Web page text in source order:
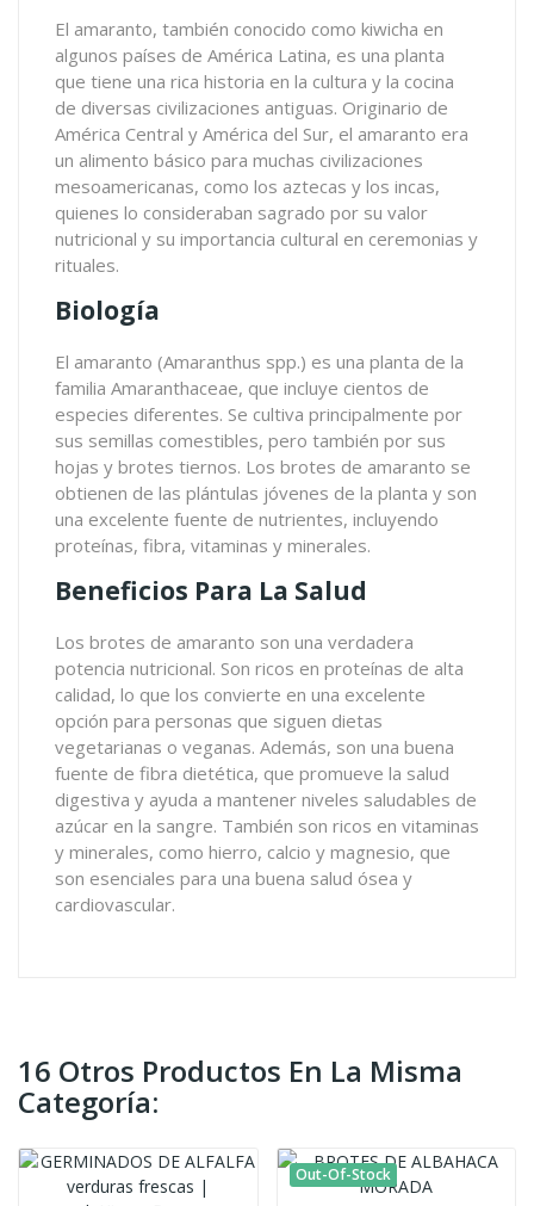
El amaranto, también conocido como kiwicha en
algunos países de América Latina, es una planta
que tiene una rica historia en la cultura y la cocina
de diversas civilizaciones antiguas. Originario de
América Central y América del Sur, el amaranto era
un alimento básico para muchas civilizaciones
mesoamericanas, como los aztecas y los incas,
quienes lo consideraban sagrado por su valor
nutricional y su importancia cultural en ceremonias y
rituales.
Biología
El amaranto (Amaranthus spp.) es una planta de la
familia Amaranthaceae, que incluye cientos de
especies diferentes. Se cultiva principalmente por
sus semillas comestibles, pero también por sus
hojas y brotes tiernos. Los brotes de amaranto se
obtienen de las plántulas jóvenes de la planta y son
una excelente fuente de nutrientes, incluyendo
proteínas, fibra, vitaminas y minerales.
Beneficios Para La Salud
Los brotes de amaranto son una verdadera
potencia nutricional. Son ricos en proteínas de alta
calidad, lo que los convierte en una excelente
opción para personas que siguen dietas
vegetarianas o veganas. Además, son una buena
fuente de fibra dietética, que promueve la salud
digestiva y ayuda a mantener niveles saludables de
azúcar en la sangre. También son ricos en vitaminas
y minerales, como hierro, calcio y magnesio, que
son esenciales para una buena salud ósea y
cardiovascular.
16 Otros Productos En La Misma
Categoría:
Out-Of-Stock